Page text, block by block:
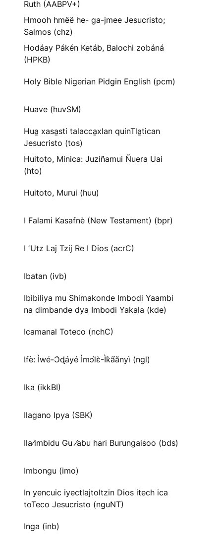
Ruth (AABPV+)
Hmooh hmëë he- ga-jmee Jesucristo;
Salmos (chz)
Hodáay Pákén Ketáb, Balochi zobáná
(HPKB)
Holy Bible Nigerian Pidgin English (pcm)
Huave (huvSM)
Hua̱ xasa̱sti talacca̱xlan quinTla̱tican
Jesucristo (tos)
Huitoto, Minica: Juziñamui Ñuera Uai
(hto)
Huitoto, Murui (huu)
I Falami Kasafnè (New Testament) (bpr)
I ʼUtz Laj Tzij Re I Dios (acrC)
Ibatan (ivb)
Ibibiliya mu Shimakonde Imbodi Yaambi
na dimbande dya Imbodi Yakala (kde)
Icamanal Toteco (nchC)
Ifè: Ìwé-Ɔ̀ɖáyé Ìmↄl̀ɛ̀-Ìk̀ã́ã̀nyì (ngl)
Ika (ikkBI)
Ilagano Ipya (SBK)
Ila⁄imbidu Gu ⁄abu hari Burungaisoo (bds)
Imbongu (imo)
In yencuic iyectlajtoltzin Dios itech ica
toTeco Jesucristo (nguNT)
Inga (inb)